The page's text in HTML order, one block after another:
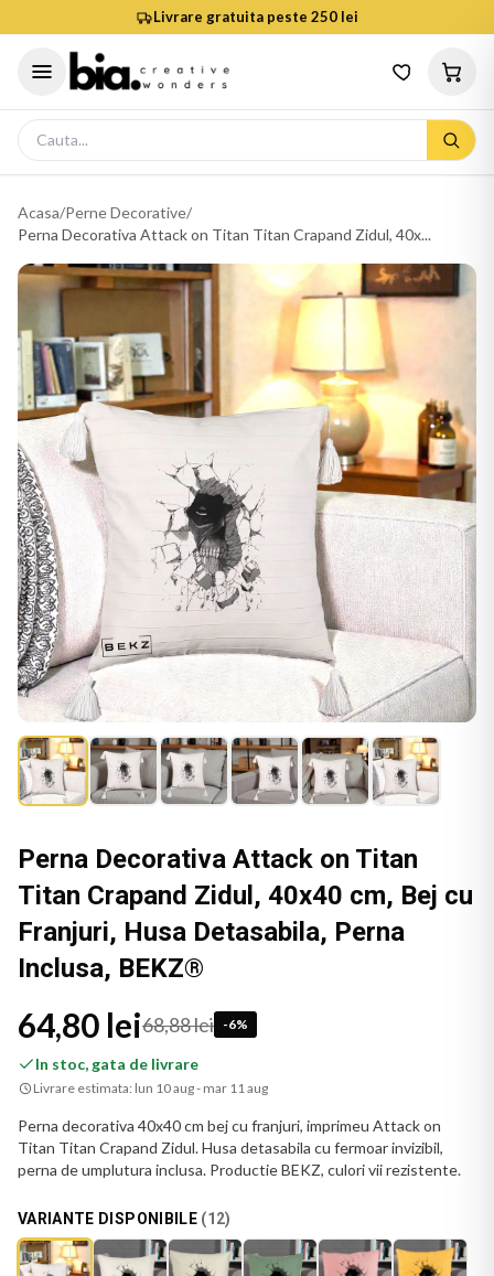
Livrare gratuita peste 250 lei
Acasa/Perne Decorative/
Perna Decorativa Attack on Titan Titan Crapand Zidul, 40x...
Perna Decorativa Attack on Titan
Titan Crapand Zidul, 40x40 cm, Bej cu
Franjuri, Husa Detasabila, Perna
Inclusa, BEKZ®
64,80 lei68,88 lei -6%
In stoc, gata de livrare
Livrare estimata: lun 10 aug - mar 11 aug
Perna decorativa 40x40 cm bej cu franjuri, imprimeu Attack on
Titan Titan Crapand Zidul. Husa detasabila cu fermoar invizibil,
perna de umplutura inclusa. Productie BEKZ, culori vii rezistente.
VARIANTE DISPONIBILE (12)